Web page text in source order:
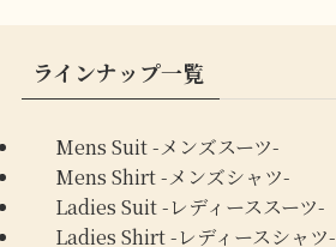
ラインナップ一覧
Mens Suit -メンズスーツ-
Mens Shirt -メンズシャツ-
Ladies Suit -レディーススーツ-
Ladies Shirt -レディースシャツ-